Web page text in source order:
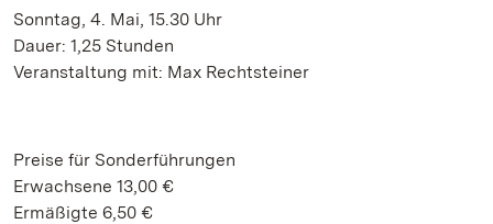
Sonntag, 4. Mai, 15.30 Uhr
Dauer: 1,25 Stunden
Veranstaltung mit: Max Rechtsteiner
Preise für Sonderführungen
Erwachsene 13,00 €
Ermäßigte 6,50 €